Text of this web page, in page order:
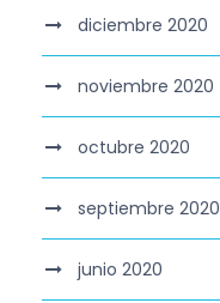
diciembre 2020
noviembre 2020
octubre 2020
septiembre 2020
junio 2020